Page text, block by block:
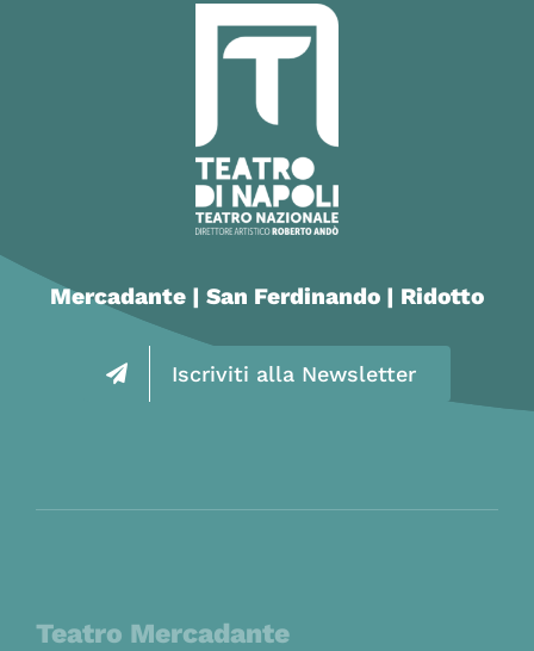
Mercadante | San Ferdinando | Ridotto
Iscriviti alla Newsletter
Teatro Mercadante